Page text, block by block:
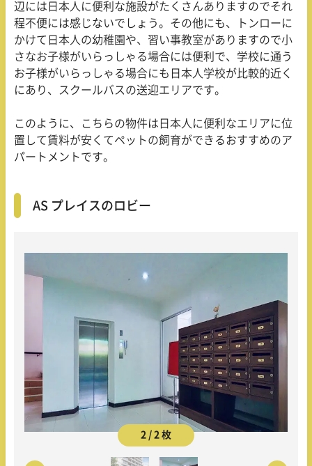
辺には日本人に便利な施設がたくさんありますのでそれ
程不便には感じないでしょう。その他にも、トンローに
かけて日本人の幼稚園や、習い事教室がありますので小
さなお子様がいらっしゃる場合には便利で、学校に通う
お子様がいらっしゃる場合にも日本人学校が比較的近く
にあり、スクールバスの送迎エリアです。
このように、こちらの物件は日本人に便利なエリアに位
置して賃料が安くてペットの飼育ができるおすすめのア
パートメントです。
AS プレイスのロビー
2 / 2 枚